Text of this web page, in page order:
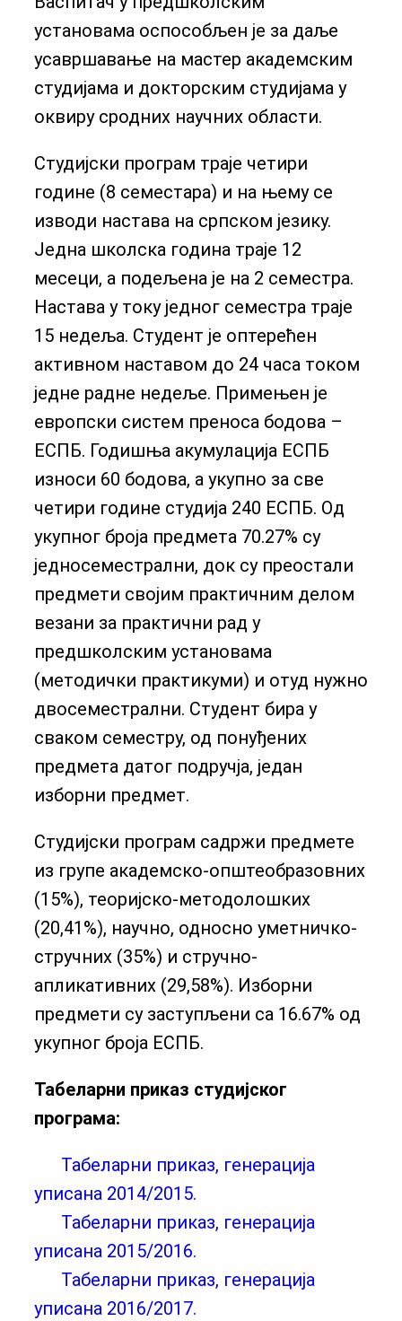
установама оспособљен је за даље
усавршавање на мастер академским
студијама и докторским студијама у
оквиру сродних научних области.
Студијски програм траје четири
године (8 семестара) и на њему се
изводи настава на српском језику.
Једна школска година траје 12
месеци, а подељена је на 2 семестра.
Настава у току једног семестра траје
15 недеља. Студент је оптерећен
активном наставом до 24 часа током
једне радне недеље. Примењен је
европски систем преноса бодова –
ЕСПБ. Годишња акумулација ЕСПБ
износи 60 бодова, а укупно за све
четири године студија 240 ЕСПБ. Од
укупног броја предмета 70.27% су
једносеместрални, док су преостали
предмети својим практичним делом
везани за практични рад у
предшколским установама
(методички практикуми) и отуд нужно
двосеместрални. Студент бира у
сваком семестру, од понуђених
предмета датог подручја, један
изборни предмет.
Студијски програм садржи предмете
из групе академско-општеобразовних
(15%), теоријско-методолошких
(20,41%), научно, односно уметничко-
стручних (35%) и стручно-
апликативних (29,58%). Изборни
предмети су заступљени са 16.67% од
укупног броја ЕСПБ.
Табеларни приказ студијског
програма:
Табеларни приказ, генерација
уписана 2014/2015.
Табеларни приказ, генерација
уписана 2015/2016.
Табеларни приказ, генерација
уписана 2016/2017.